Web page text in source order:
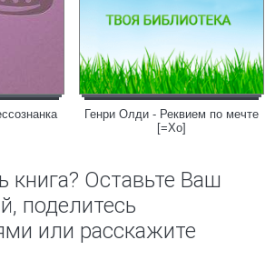
Генри Олди - Реквием по мечте
[=Хо]
книга? Оставьте Ваш
поделитесь
или расскажите